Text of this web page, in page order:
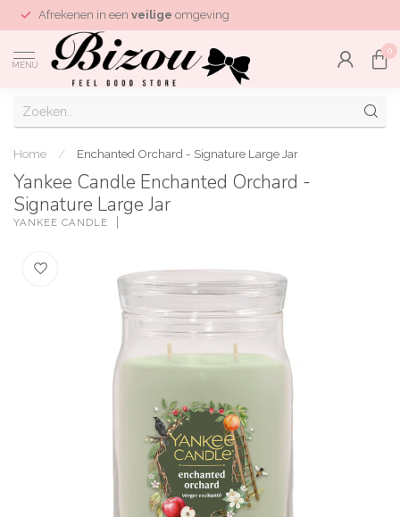
Afrekenen in een veilige omgeving
MENU
0
Home / Enchanted Orchard - Signature Large Jar
Yankee Candle Enchanted Orchard -
Signature Large Jar
YANKEE CANDLE